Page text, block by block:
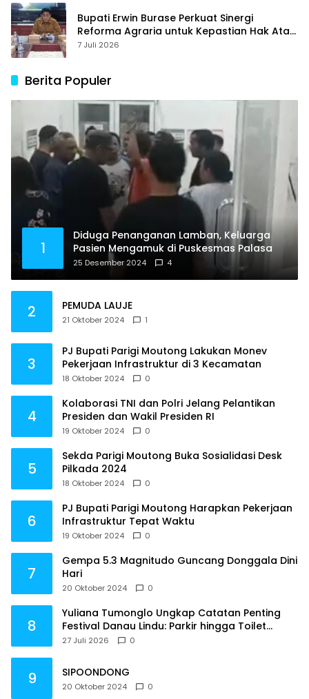
Bupati Erwin Burase Perkuat Sinergi
Reforma Agraria untuk Kepastian Hak Atas
Tanah bagi Masyarakat
7 Juli 2026
Berita Populer
1
Diduga Penanganan Lamban, Keluarga
Pasien Mengamuk di Puskesmas Palasa
25 Desember 2024 4
2 PEMUDA LAUJE
21 Oktober 2024 1
3
PJ Bupati Parigi Moutong Lakukan Monev
Pekerjaan Infrastruktur di 3 Kecamatan
18 Oktober 2024 0
4
Kolaborasi TNI dan Polri Jelang Pelantikan
Presiden dan Wakil Presiden RI
19 Oktober 2024 0
5
Sekda Parigi Moutong Buka Sosialidasi Desk
Pilkada 2024
18 Oktober 2024 0
6
PJ Bupati Parigi Moutong Harapkan Pekerjaan
Infrastruktur Tepat Waktu
19 Oktober 2024 0
7
Gempa 5.3 Magnitudo Guncang Donggala Dini
Hari
20 Oktober 2024 0
8
Yuliana Tumonglo Ungkap Catatan Penting
Festival Danau Lindu: Parkir hingga Toilet
Harus Jadi Prioritas
27 Juli 2026 0
9 SIPOONDONG
20 Oktober 2024 0